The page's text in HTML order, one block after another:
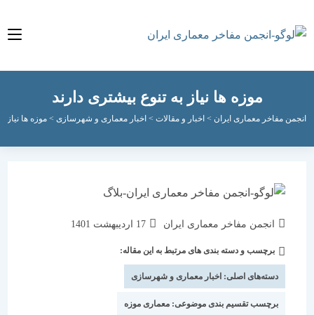
موزه ها نیاز به تنوع بیشتری دارند
مفاخر معماری ایران > اخبار و مقالات>اخبار معماری و شهرسازی>موزه ها نیاز به تنوع
انجمن مفاخر معماری ایران
نوشته
شده
است:
17 اردیبهشت 1401
برچسب و دسته بندی های مرتبط به این مقاله:
دسته‌های اصلی:اخبار معماری و شهرسازی
برچسب تقسیم بندی موضوعی:معماری موزه